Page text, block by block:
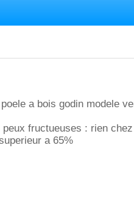
a bois godin modele
fructueuses : rien
a 65%